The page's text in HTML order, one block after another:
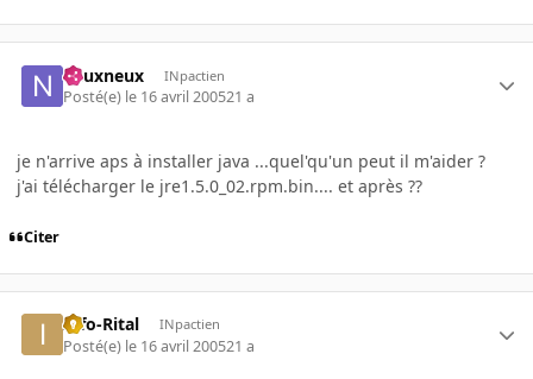
neuxneux INpactien
Posté(e) le 16 avril 200521 a
je n'arrive aps à installer java ...quel'qu'un peut il m'aider ?
j'ai télécharger le jre1.5.0_02.rpm.bin.... et après ??
Citer
Info-Rital INpactien
Posté(e) le 16 avril 200521 a